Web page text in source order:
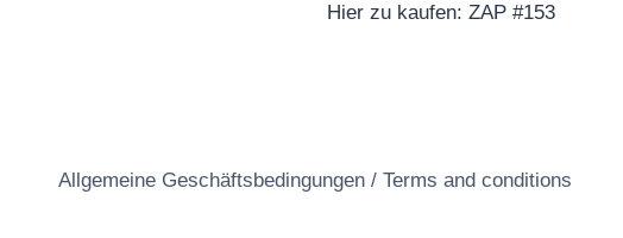
Hier zu kaufen: ZAP #153
Allgemeine Geschäftsbedingungen / Terms and conditions